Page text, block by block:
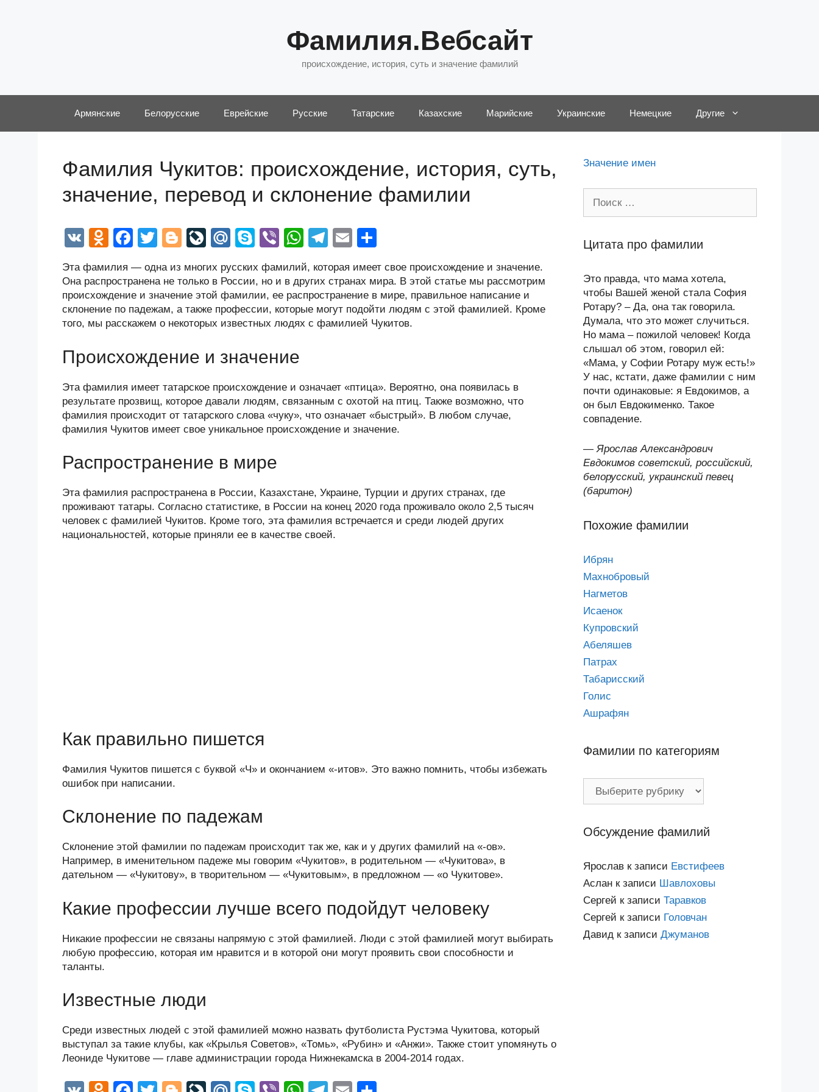
Фамилия.Вебсайт
происхождение, история, суть и значение фамилий
Армянские Белорусские Еврейские Русские Татарские Казахские Марийские Украинские Немецкие Другие
Фамилия Чукитов: происхождение, история, суть,
значение, перевод и склонение фамилии
V
O
n
o
kl
ss
ki
F
c
e
b
o
T
tt
er
Bl
g
g
er
Li
e
J
o
n
M
.R
u
S
p
e
Vi
er
W
h
at
s
A
T
e
gr
a
E
ail р
а
в
и
Эта фамилия — одна из многих русских фамилий, которая имеет свое происхождение и значение.
Она распространена не только в России, но и в других странах мира. В этой статье мы рассмотрим
происхождение и значение этой фамилии, ее распространение в мире, правильное написание и
склонение по падежам, а также профессии, которые могут подойти людям с этой фамилией. Кроме
того, мы расскажем о некоторых известных людях с фамилией Чукитов.
Происхождение и значение
Эта фамилия имеет татарское происхождение и означает «птица». Вероятно, она появилась в
результате прозвищ, которое давали людям, связанным с охотой на птиц. Также возможно, что
фамилия происходит от татарского слова «чуку», что означает «быстрый». В любом случае,
фамилия Чукитов имеет свое уникальное происхождение и значение.
Распространение в мире
Эта фамилия распространена в России, Казахстане, Украине, Турции и других странах, где
проживают татары. Согласно статистике, в России на конец 2020 года проживало около 2,5 тысяч
человек с фамилией Чукитов. Кроме того, эта фамилия встречается и среди людей других
национальностей, которые приняли ее в качестве своей.
Как правильно пишется
Фамилия Чукитов пишется с буквой «Ч» и окончанием «-итов». Это важно помнить, чтобы избежать
ошибок при написании.
Склонение по падежам
Склонение этой фамилии по падежам происходит так же, как и у других фамилий на «-ов».
Например, в именительном падеже мы говорим «Чукитов», в родительном — «Чукитова», в
дательном — «Чукитову», в творительном — «Чукитовым», в предложном — «о Чукитове».
Какие профессии лучше всего подойдут человеку
Никакие профессии не связаны напрямую с этой фамилией. Люди с этой фамилией могут выбирать
любую профессию, которая им нравится и в которой они могут проявить свои способности и
таланты.
Известные люди
Среди известных людей с этой фамилией можно назвать футболиста Рустэма Чукитова, который
выступал за такие клубы, как «Крылья Советов», «Томь», «Рубин» и «Анжи». Также стоит упомянуть о
Леониде Чукитове — главе администрации города Нижнекамска в 2004-2014 годах.
Значение имен
Цитата про фамилии
Это правда, что мама хотела,
чтобы Вашей женой стала София
Ротару? – Да, она так говорила.
Думала, что это может случиться.
Но мама – пожилой человек! Когда
слышал об этом, говорил ей:
«Мама, у Софии Ротару муж есть!»
У нас, кстати, даже фамилии с ним
почти одинаковые: я Евдокимов, а
он был Евдокименко. Такое
совпадение.
— Ярослав Александрович
Евдокимов советский, российский,
белорусский, украинский певец
(баритон)
Похожие фамилии
Ибрян
Махнобровый
Нагметов
Исаенок
Купровский
Абеляшев
Патрах
Табарисский
Голис
Ашрафян
Фамилии по категориям
Обсуждение фамилий
Ярослав к записи Евстифеев
Аслан к записи Шавлоховы
Сергей к записи Таравков
Сергей к записи Головчан
Давид к записи Джуманов